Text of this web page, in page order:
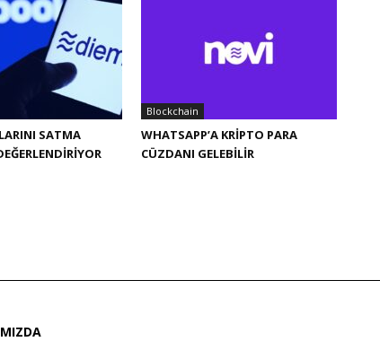
SATMA
Blockchain
WHATSAPP’A KRIPTO PARA
CÜZDANI GELEBILIR